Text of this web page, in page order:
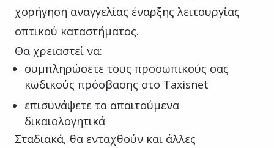
χορήγηση αναγγελίας έναρξης λειτουργίας
οπτικού καταστήματος.
Θα χρειαστεί να:
συμπληρώσετε τους προσωπικούς σας
κωδικούς πρόσβασης στο Taxisnet
επισυνάψετε τα απαιτούμενα
δικαιολογητικά
Σταδιακά, θα ενταχθούν και άλλες